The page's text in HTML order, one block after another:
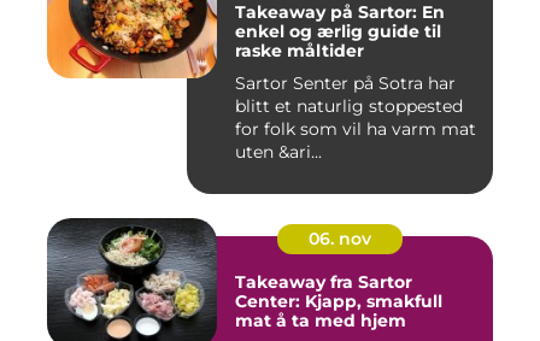
Takeaway på Sartor: En
enkel og ærlig guide til
raske måltider
Sartor Senter på Sotra har
blitt et naturlig stoppested
for folk som vil ha varm mat
uten &ari...
06. nov
Takeaway fra Sartor
Center: Kjapp, smakfull
mat å ta med hjem